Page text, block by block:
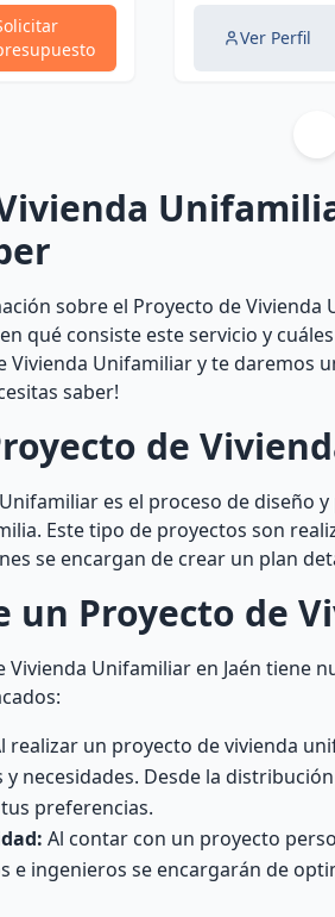
Ver Perfil
sobre el Proyecto de
qué consiste este servicio y
Unifamiliar y te daremos
saber!
de
es el proceso de diseño
Este tipo de proyectos son
se encargan de crear un plan
un Proyecto de
Unifamiliar en Jaén tiene
realizar un proyecto de vivienda
necesidades. Desde la
preferencias.
Al contar con un proyecto
e ingenieros se encargarán de